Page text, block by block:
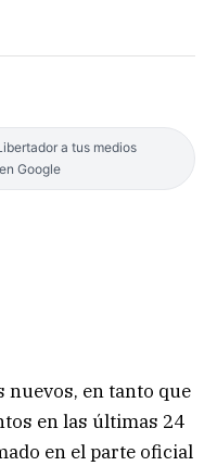
a tus medios
Google
en tanto que
en las últimas 24
en el parte oficial